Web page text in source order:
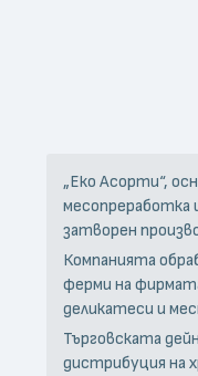
„Еко Асорти“,
месопреработка
затворен
Компанията
ферми на
деликатеси и
Търговската
дистрибуция на